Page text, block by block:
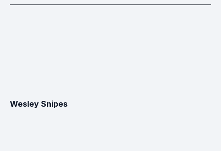
Wesley Snipes